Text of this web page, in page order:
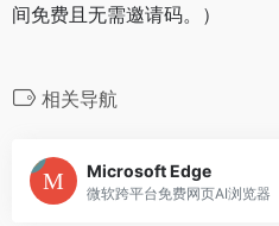
间免费且无需邀请码。）
相关导航
Microsoft Edge
微软跨平台免费网页AI浏览器